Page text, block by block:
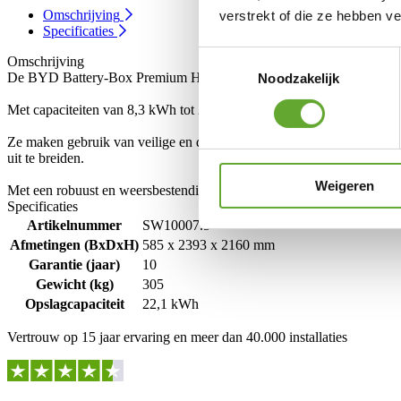
verstrekt of die ze hebben
Noodzakelijk
Weigeren
Omschrijving
Specificaties
Omschrijving
De BYD Battery-Box Premium HVM zijn flexibele en schaalbare
Met capaciteiten van 8,3 kWh tot 22,1 kWh bieden deze batterijen
Ze maken gebruik van veilige en duurzame lithium-ijzerfosfaat
uit te breiden.
Met een robuust en weersbestendig ontwerp bieden de Battery-Box
Specificaties
Artikelnummer
SW10007.5
Afmetingen (BxDxH) 585 x 2393 x 2160 mm
Garantie (jaar)
10
Gewicht (kg)
305
Opslagcapaciteit
22,1 kWh
Vertrouw op 15 jaar ervaring en meer dan 40.000 installaties